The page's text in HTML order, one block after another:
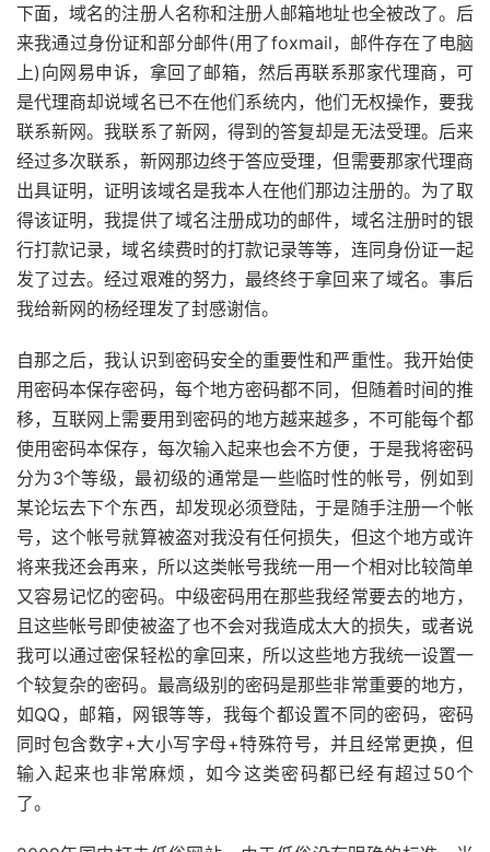
下面，域名的注册人名称和注册人邮箱地址也全被改了。后
来我通过身份证和部分邮件(用了foxmail，邮件存在了电脑
上)向网易申诉，拿回了邮箱，然后再联系那家代理商，可
是代理商却说域名已不在他们系统内，他们无权操作，要我
联系新网。我联系了新网，得到的答复却是无法受理。后来
经过多次联系，新网那边终于答应受理，但需要那家代理商
出具证明，证明该域名是我本人在他们那边注册的。为了取
得该证明，我提供了域名注册成功的邮件，域名注册时的银
行打款记录，域名续费时的打款记录等等，连同身份证一起
发了过去。经过艰难的努力，最终终于拿回来了域名。事后
我给新网的杨经理发了封感谢信。
自那之后，我认识到密码安全的重要性和严重性。我开始使
用密码本保存密码，每个地方密码都不同，但随着时间的推
移，互联网上需要用到密码的地方越来越多，不可能每个都
使用密码本保存，每次输入起来也会不方便，于是我将密码
分为3个等级，最初级的通常是一些临时性的帐号，例如到
某论坛去下个东西，却发现必须登陆，于是随手注册一个帐
号，这个帐号就算被盗对我没有任何损失，但这个地方或许
将来我还会再来，所以这类帐号我统一用一个相对比较简单
又容易记忆的密码。中级密码用在那些我经常要去的地方，
且这些帐号即使被盗了也不会对我造成太大的损失，或者说
我可以通过密保轻松的拿回来，所以这些地方我统一设置一
个较复杂的密码。最高级别的密码是那些非常重要的地方，
如QQ，邮箱，网银等等，我每个都设置不同的密码，密码
同时包含数字+大小写字母+特殊符号，并且经常更换，但
输入起来也非常麻烦，如今这类密码都已经有超过50个
了。